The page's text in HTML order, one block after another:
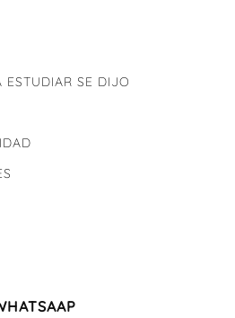
SE DIJO